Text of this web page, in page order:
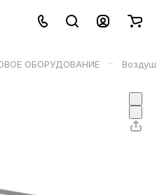
ОБОРУДОВАНИЕ –